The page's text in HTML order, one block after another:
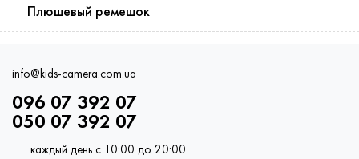
Плюшевый ремешок
info@kids-camera.com.ua
096 07 392 07
050 07 392 07
каждый день с 10:00 до 20:00